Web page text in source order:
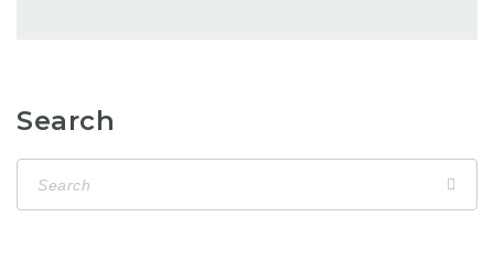
Search